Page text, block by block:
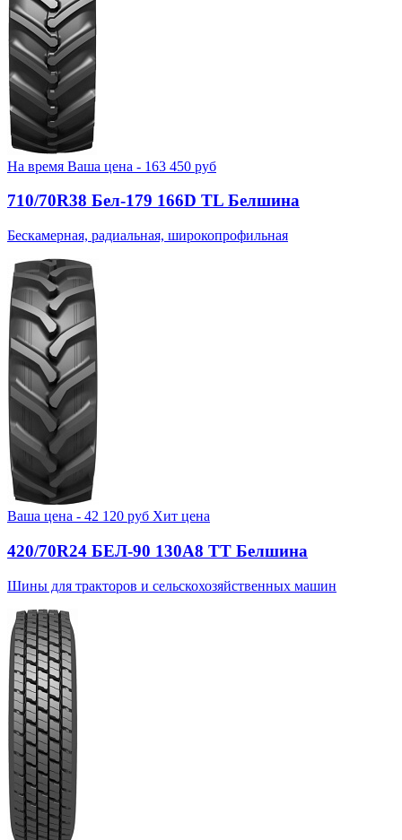
На время Ваша цена - 163 450 руб
710/70R38 Бел-179 166D TL Белшина
Бескамерная, радиальная, широкопрофильная
Ваша цена - 42 120 руб Хит цена
420/70R24 БЕЛ-90 130А8 TT Белшина
Шины для тракторов и сельскохозяйственных машин